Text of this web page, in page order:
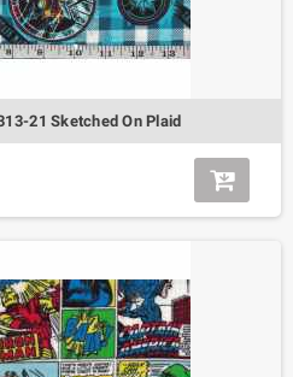
21 Sketched On Plaid